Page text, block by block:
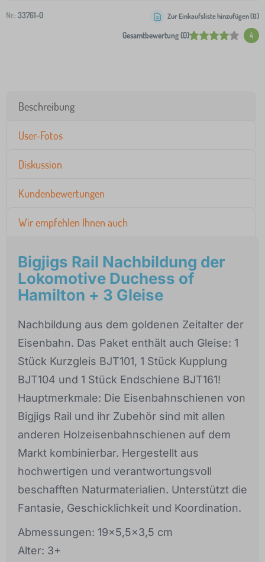
Nr.: 33761-0
Gesamtbewertung (0) 4
Zur Einkaufsliste hinzufügen (0)
Beschreibung
User-Fotos
Diskussion
Kundenbewertungen
Wir empfehlen Ihnen auch
Bigjigs Rail Nachbildung der
Lokomotive Duchess of
Hamilton + 3 Gleise
Nachbildung aus dem goldenen Zeitalter der
Eisenbahn. Das Paket enthält auch Gleise: 1
Stück Kurzgleis BJT101, 1 Stück Kupplung
BJT104 und 1 Stück Endschiene BJT161!
Hauptmerkmale: Die Eisenbahnschienen von
Bigjigs Rail und ihr Zubehör sind mit allen
anderen Holzeisenbahnschienen auf dem
Markt kombinierbar. Hergestellt aus
hochwertigen und verantwortungsvoll
beschafften Naturmaterialien. Unterstützt die
Fantasie, Geschicklichkeit und Koordination.
Abmessungen: 19x5,5x3,5 cm
Alter: 3+